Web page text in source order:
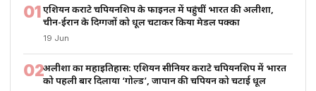
01एशियन कराटे चैंपियनशिप के फाइनल में पहुंचीं भारत की अलीशा,
चीन-ईरान के दिग्गजों को धूल चटाकर किया मेडल पक्का
19 Jun
02अलीशा का महाइतिहास: एशियन सीनियर कराटे चैंपियनशिप में भारत
को पहली बार दिलाया ‘गोल्ड’, जापान की चैंपियन को चटाई धूल